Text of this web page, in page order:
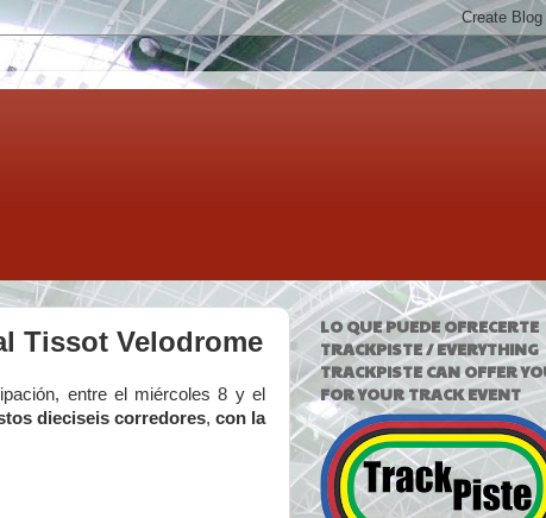
Tissot Velodrome
entre el miércoles 8 y el
dieciseis corredores, con la
LO QUE PUEDE OFRECERTE
TRACKPISTE / EVERYTHING
TRACKPISTE CAN OFFER
FOR YOUR TRACK EVENT